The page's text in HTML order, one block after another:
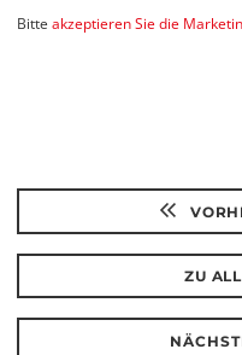
Bitte akzeptieren Sie die
ZU